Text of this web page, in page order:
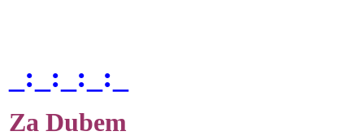
_:_:_:_:_
Za Dubem